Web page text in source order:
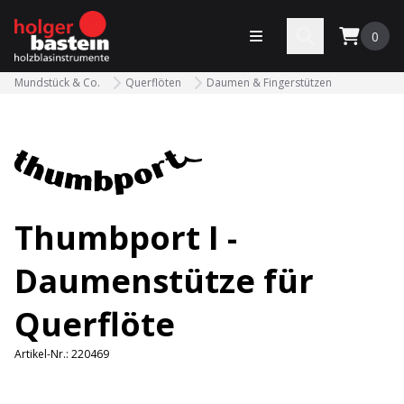
bastein
Menü öffnen 0
Mundstück & Co. Querflöten Daumen & Fingerstützen
Thumbport I -
Daumenstütze für
Querflöte
Artikel-Nr.: 220469